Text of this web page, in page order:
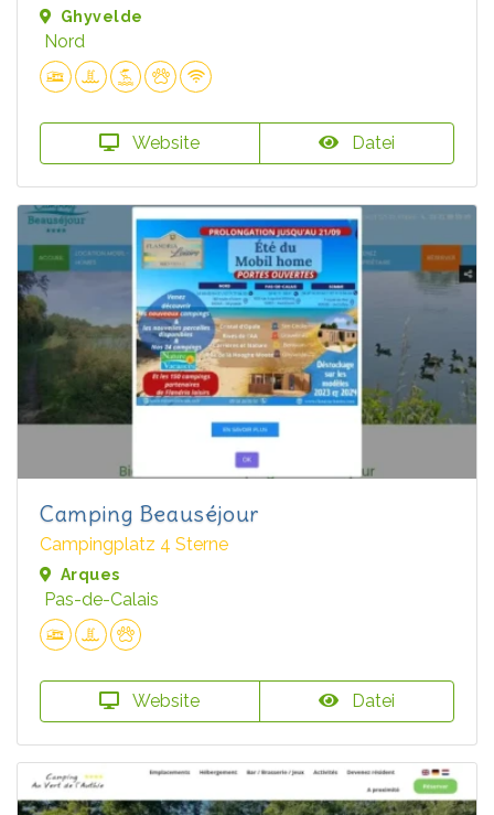
Ghyvelde
Nord
Website Datei
Camping Beauséjour
Campingplatz 4 Sterne
Arques
Pas-de-Calais
Website Datei